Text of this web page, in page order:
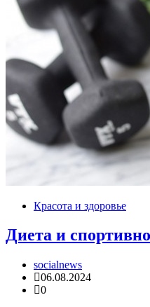
Красота и здоровье
Диета и
socialnews
06.08.2024
0